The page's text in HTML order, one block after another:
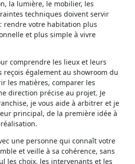
la lumière, le mobilier, les
techniques doivent servir
rendre votre habitation plus
et plus simple à vivre
comprendre les lieux et leurs
reçois également au showroom du
les matières, comparer les
direction précise au projet. Je
je vous aide à arbitrer et je
principal, de la première idée à
une personne qui connaît votre
et veille à sa cohérence, sans
les choix, les intervenants et les